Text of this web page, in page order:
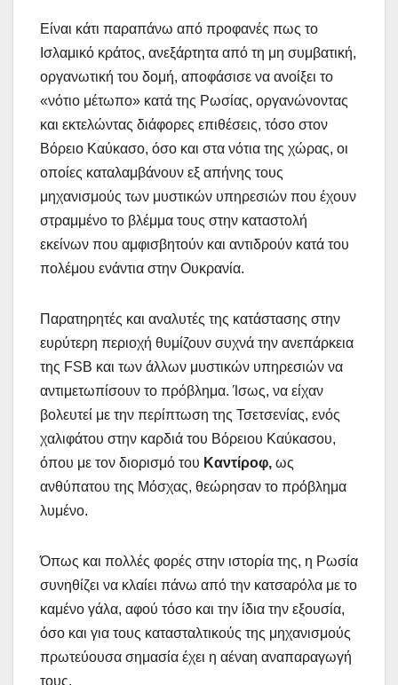
Είναι κάτι παραπάνω από προφανές πως το
Ισλαμικό κράτος, ανεξάρτητα από τη μη συμβατική,
οργανωτική του δομή, αποφάσισε να ανοίξει το
«νότιο μέτωπο» κατά της Ρωσίας, οργανώνοντας
και εκτελώντας διάφορες επιθέσεις, τόσο στον
Βόρειο Καύκασο, όσο και στα νότια της χώρας, οι
οποίες καταλαμβάνουν εξ απήνης τους
μηχανισμούς των μυστικών υπηρεσιών που έχουν
στραμμένο το βλέμμα τους στην καταστολή
εκείνων που αμφισβητούν και αντιδρούν κατά του
πολέμου ενάντια στην Ουκρανία.
Παρατηρητές και αναλυτές της κατάστασης στην
ευρύτερη περιοχή θυμίζουν συχνά την ανεπάρκεια
της FSB και των άλλων μυστικών υπηρεσιών να
αντιμετωπίσουν το πρόβλημα. Ίσως, να είχαν
βολευτεί με την περίπτωση της Τσετσενίας, ενός
χαλιφάτου στην καρδιά του Βόρειου Καύκασου,
όπου με τον διορισμό του Καντίροφ, ως
ανθύπατου της Μόσχας, θεώρησαν το πρόβλημα
λυμένο.
Όπως και πολλές φορές στην ιστορία της, η Ρωσία
συνηθίζει να κλαίει πάνω από την κατσαρόλα με το
καμένο γάλα, αφού τόσο και την ίδια την εξουσία,
όσο και για τους κατασταλτικούς της μηχανισμούς
πρωτεύουσα σημασία έχει η αέναη αναπαραγωγή
τους.